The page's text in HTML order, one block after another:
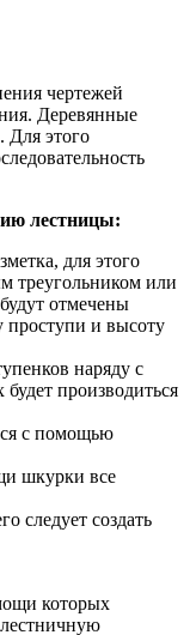
чертежей
Деревянные
Для этого
лестницы:
для этого
треугольником или
отмечены
проступи и высоту
наряду с
производиться
с помощью
шкурки все
следует создать
которых